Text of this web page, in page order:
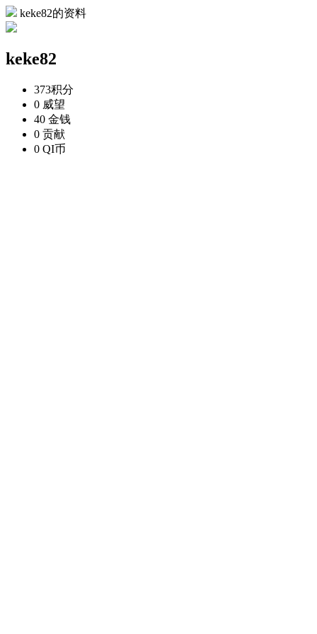
keke82的资料
keke82
373积分
0 威望
40 金钱
0 贡献
0 QI币